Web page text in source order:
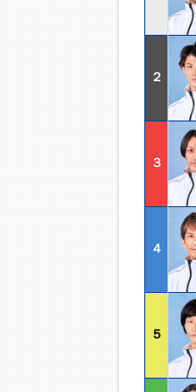
２
３
４
５